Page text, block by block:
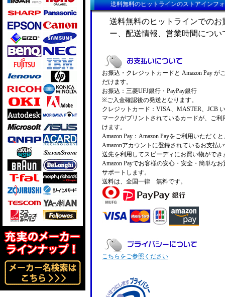
送料無料のヒットラインのストアインフ
送料無料のヒットラインでの
ー、配送情報、営業時間につ
お振込・クレジットカードと Amazon Pay が
だけます。
お振込：三菱UFJ銀行・PayPay銀行
※ご入金確認後の発送となります。
クレジットカード：VISA、MASTER、JCB
マークがプリントされているカードが、ご利
けます。
Amazon Pay：Amazon Payをご利用いただく
Amazonアカウントに登録されているお支払
送先を利用してスピーディにお買い物ができ
Amazon Payでお客様の安心・安全・簡単な
サポートします。
送料は、全国一律 無料です。
こちらをご参照ください